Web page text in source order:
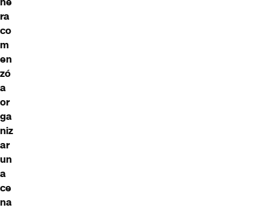
ra
co
m
en
zó
a
or
ga
niz
ar
un
a
ce
na